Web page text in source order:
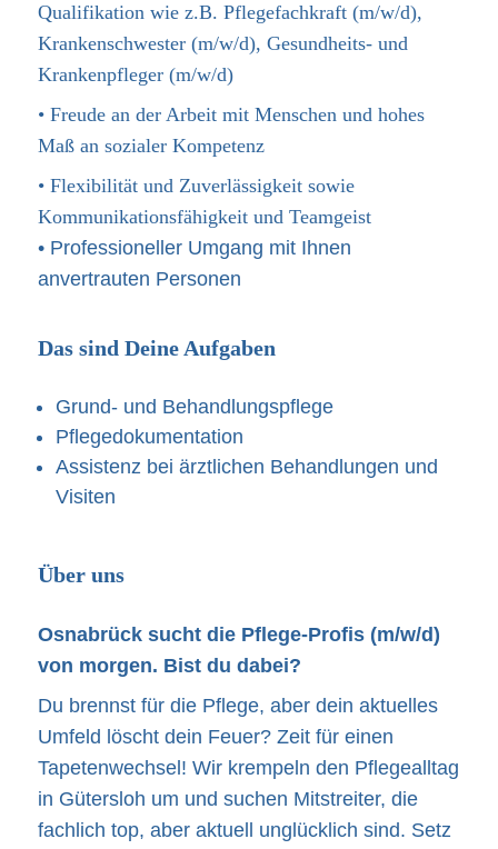
Über uns
Osnabrück sucht die Pflege-Profis (m/w/d)
von morgen. Bist du dabei?
Du brennst für die Pflege, aber dein aktuelles
Umfeld löscht dein Feuer? Zeit für einen
Tapetenwechsel! Wir krempeln den Pflegealltag
in Gütersloh um und suchen Mitstreiter, die
fachlich top, aber aktuell unglücklich sind. Setz
Qualifikation wie z.B. Pflegefachkraft (m/w/d),
Krankenschwester (m/w/d), Gesundheits- und
Krankenpfleger (m/w/d)
• Freude an der Arbeit mit Menschen und hohes
Maß an sozialer Kompetenz
• Flexibilität und Zuverlässigkeit sowie
Kommunikationsfähigkeit und Teamgeist
• Professioneller Umgang mit Ihnen
anvertrauten Personen
Das sind Deine Aufgaben
Grund- und Behandlungspflege
Pflegedokumentation
Assistenz bei ärztlichen Behandlungen und
Visiten